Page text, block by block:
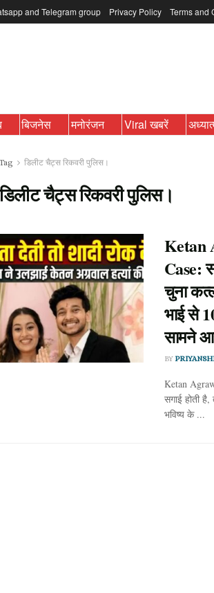
and Telegram group Privacy Policy Terms and
बिजनेस मनोरंजन Viral खबरें
Tag डिलीट चैट्स रिकवरी पुलिस।
चैट्स रिकवरी पुलिस।
Ketan
Case:
चुना
भाई से
सामने
BY
Ketan
सगाई होती
भविष्य के ...